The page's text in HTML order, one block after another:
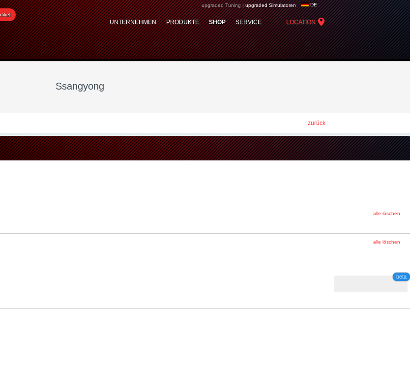
automotive group - Chiptuning,
Zubehör
DE
LOCATION
SERVICE
SHOP
PRODUKTE
UNTERNEHMEN
upgraded Tuning|upgraded Simulatoren
Ssangyong
zurück
alle löschen
alle löschen
beta